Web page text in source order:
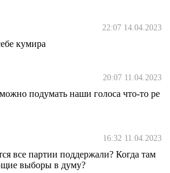
22:07 14.04.2023
кумира
20:07 11.04.2023
подумать наши голоса что-то ре
16:32 11.04.2023
все партии поддержали? Когда там
выборы в думу?